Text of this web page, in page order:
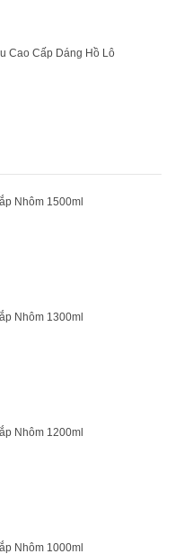
Cao Cấp Dáng Hồ Lô
Nhôm 1500ml
Nhôm 1300ml
Nhôm 1200ml
Nhôm 1000ml